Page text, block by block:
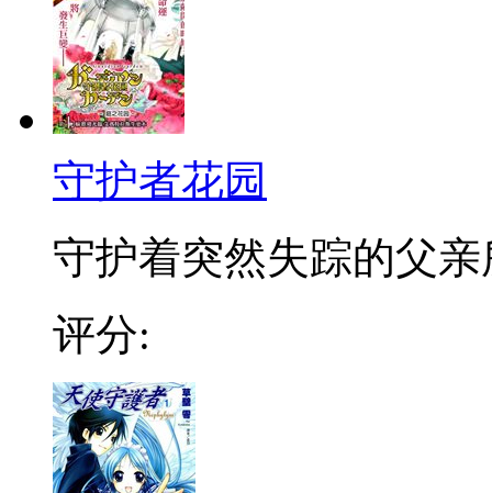
守护者花园
守护着突然失踪的父
评分: